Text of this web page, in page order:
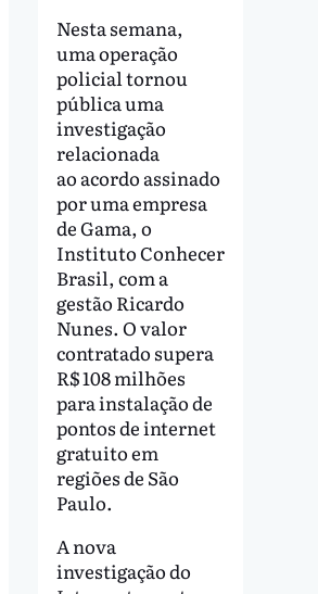
Nesta semana,
uma operação
policial tornou
pública uma
investigação
relacionada
ao acordo assinado
por uma empresa
de Gama, o
Instituto Conhecer
Brasil, com a
gestão Ricardo
Nunes. O valor
contratado supera
R$ 108 milhões
para instalação de
pontos de internet
gratuito em
regiões de São
Paulo.
A nova
investigação do